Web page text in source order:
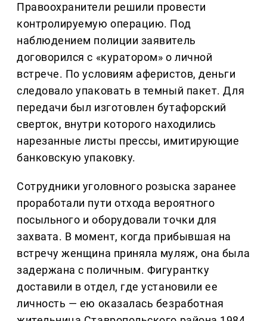
Правоохранители решили провести
контролируемую операцию. Под
наблюдением полиции заявитель
договорился с «куратором» о личной
встрече. По условиям аферистов, деньги
следовало упаковать в темный пакет. Для
передачи был изготовлен бутафорский
сверток, внутри которого находились
нарезанные листы прессы, имитирующие
банковскую упаковку.
Сотрудники уголовного розыска заранее
проработали пути отхода вероятного
посыльного и оборудовали точки для
захвата. В момент, когда прибывшая на
встречу женщина приняла муляж, она была
задержана с поличным. Фигурантку
доставили в отдел, где установили ее
личность — ею оказалась безработная